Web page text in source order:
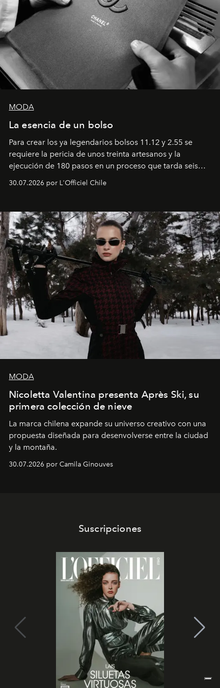
MODA
La esencia de un bolso
Para crear los ya legendarios bolsos 11.12 y 2.55 se
requiere la pericia de unos treinta artesanos y la
ejecución de 180 pasos en un proceso que tarda seis
semanas. Los expertos ponen en práctica una técnica
que se enseña solamente en la escuela de formación de
30.07.2026 por L'Officiel Chile
MODA
Nicoletta Valentina presenta Après Ski, su
primera colección de nieve
La marca chilena expande su universo creativo con una
propuesta diseñada para desenvolverse entre la ciudad
y la montaña.
30.07.2026 por Camila Ginouves
Suscripciones